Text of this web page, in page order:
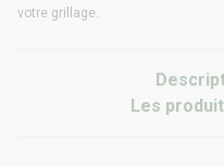
votre grillage.
Les